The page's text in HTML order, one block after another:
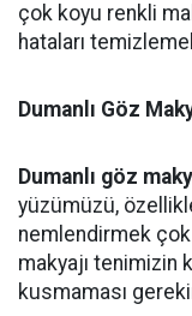
çok koyu renkli
hataları
Dumanlı Göz
Dumanlı göz
yüzümüzü,
nemlendirmek çok
makyajı tenimizin
kusmaması